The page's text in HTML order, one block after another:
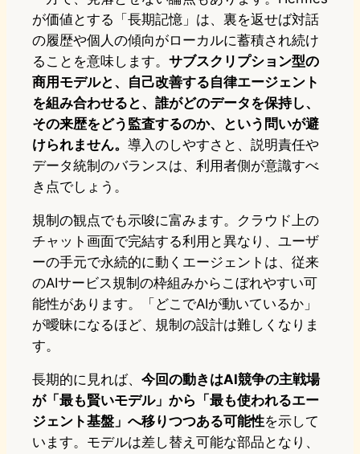
が価値とする「長期記憶」は、裏を返せば対話
の履歴や個人の傾向がローカルに蓄積され続け
ることを意味します。 サブスクリプション型の
商用モデルと、自己改善する自律エージェント
を組み合わせると、誰がどのデータを保持し、
その来歴をどう監査するのか、という問いが避
けられません。 導入のしやすさと、説明責任や
データ統制のバランスは、利用者側が意識すべ
き点でしょう。
規制の観点でも示唆に富みます。クラウド上の
チャット画面で完結する利用と異なり、ユーザ
ーの手元で永続的に動くエージェントは、従来
のAIサービス規制の枠組みからこぼれやすい可
能性があります。「どこでAIが動いているか」
が曖昧になるほど、規制の設計は難しくなりま
す。
長期的に見れば、 今回の動きはAI競争の主戦場
が「最も賢いモデル」から「最も使われるエー
ジェント基盤」へ移りつつある可能性を示して
います。モデルは差し替え可能な部品となり、